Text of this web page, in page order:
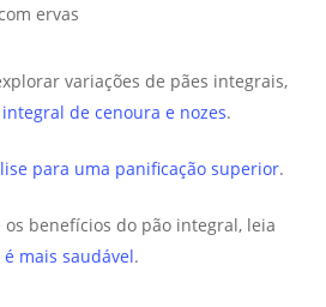
ervas
variações de pães integrais,
de cenoura e nozes.
para uma panificação superior.
os benefícios do pão integral, leia
mais saudável.